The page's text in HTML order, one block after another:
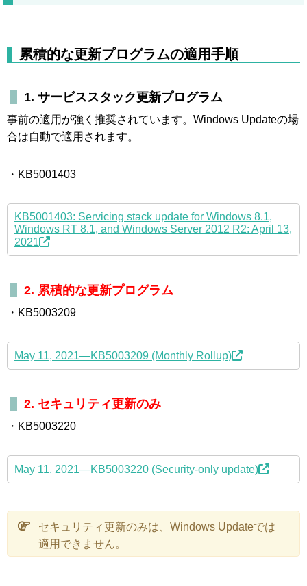
累積的な更新プログラムの適用手順
1. サービススタック更新プログラム
事前の適用が強く推奨されています。Windows Updateの場
合は自動で適用されます。
・KB5001403
KB5001403: Servicing stack update for Windows 8.1,
Windows RT 8.1, and Windows Server 2012 R2: April 13,
2021
2. 累積的な更新プログラム
・KB5003209
May 11, 2021—KB5003209 (Monthly Rollup)
2. セキュリティ更新のみ
・KB5003220
May 11, 2021—KB5003220 (Security-only update)
セキュリティ更新のみは、Windows Updateでは
適用できません。